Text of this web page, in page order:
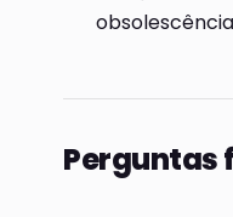
Perguntas